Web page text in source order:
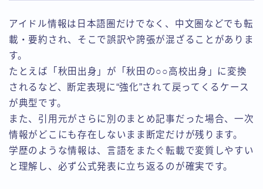
アイドル情報は日本語圏だけでなく、中文圏などでも転
載・要約され、そこで誤訳や誇張が混ざることがありま
す。
たとえば「秋田出身」が「秋田の○○高校出身」に変換
されるなど、断定表現に“強化”されて戻ってくるケース
が典型です。
また、引用元がさらに別のまとめ記事だった場合、一次
情報がどこにも存在しないまま断定だけが残ります。
学歴のような情報は、言語をまたぐ転載で変質しやすい
と理解し、必ず公式発表に立ち返るのが確実です。